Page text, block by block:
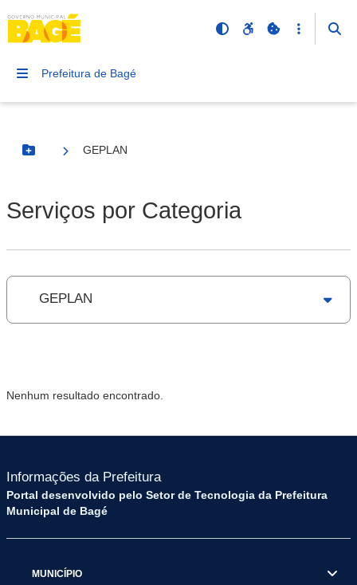
Prefeitura de Bagé
Botão Menu
GEPLAN
Serviços por Categoria
GEPLAN
Nenhum resultado encontrado.
Informações da Prefeitura
Portal desenvolvido pelo Setor de Tecnologia da Prefeitura
Municipal de Bagé
MUNICÍPIO